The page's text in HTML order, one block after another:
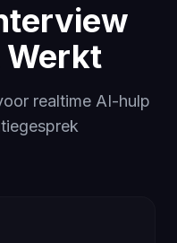
realtime AI-hulp